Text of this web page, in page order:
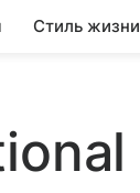
Стиль жизни